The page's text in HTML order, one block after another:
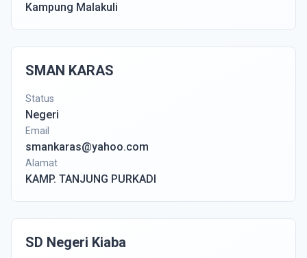
Kampung Malakuli
SMAN KARAS
Status
Negeri
Email
smankaras@yahoo.com
Alamat
KAMP. TANJUNG PURKADI
SD Negeri Kiaba